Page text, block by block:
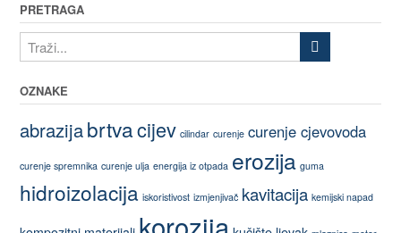
PRETRAGA
OZNAKE
abrazijabrtvacijev cilindar curenje curenje cjevovoda
curenje spremnika curenje ulja energija iz otpada erozija guma
hidroizolacija iskoristivost izmjenjivač kavitacija kemijski napad